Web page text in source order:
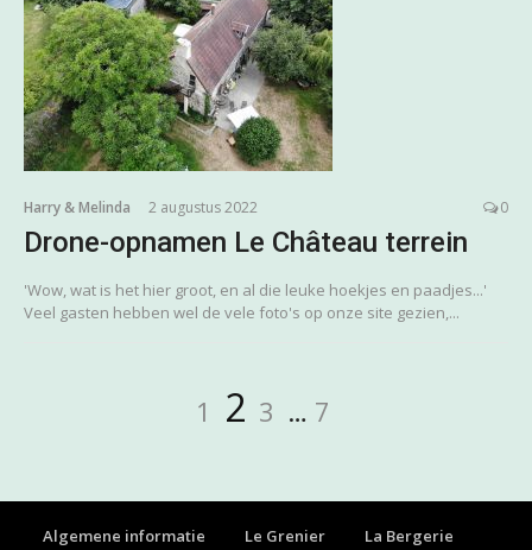
Harry & Melinda 2 augustus 2022 0
Drone-opnamen Le Château terrein
'Wow, wat is het hier groot, en al die leuke hoekjes en paadjes...'
Veel gasten hebben wel de vele foto's op onze site gezien,...
Pagina
1 Pagina
2 Pagina
3 … Pagina
7
Algemene informatie Le Grenier
La Bergerie